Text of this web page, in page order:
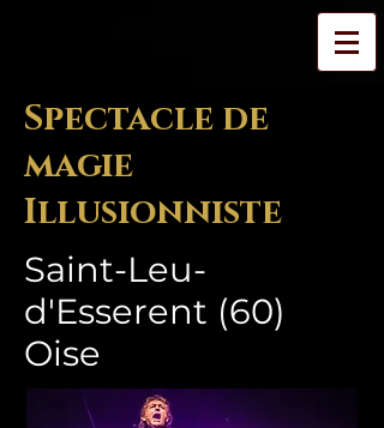
Spectacle de
magie
Illusionniste
Saint-Leu-
d'Esserent (60)
Oise